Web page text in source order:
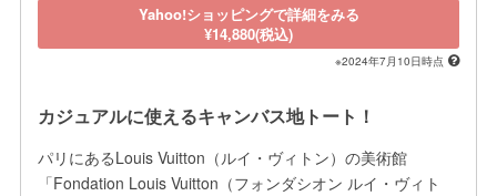
Yahoo!ショッピングで詳細をみる
¥14,880(税込)
※2024年7月10日時点
カジュアルに使えるキャンバス地トート！
パリにあるLouis Vuitton（ルイ・ヴィトン）の美術館
「Fondation Louis Vuitton（フォンダシオン ルイ・ヴィト